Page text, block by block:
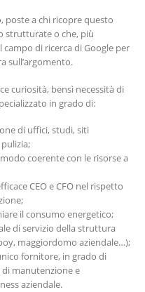
poste a chi ricopre questo
strutturate o che, più
di ricerca di Google per
sull’argomento.
curiosità, bensì necessità di
in grado di:
di uffici, studi, siti
coerente con le risorse a
CEO e CFO nel rispetto
il consumo energetico;
di servizio della struttura
maggiordomo aziendale…);
fornitore, in grado di
manutenzione e
aziendale.